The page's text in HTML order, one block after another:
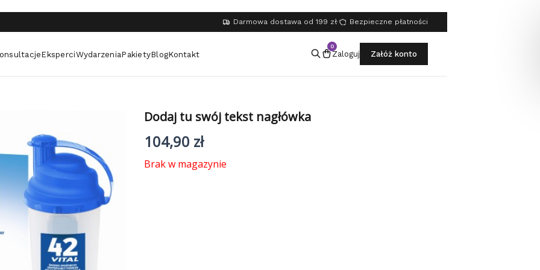
Darmowa dostawa od 199 zł· Bezpieczne płatności
EksperciWydarzeniaPakietyBlogKontakt
0
Zaloguj Załóż konto
Dodaj tu swój tekst nagłówka
104,90 zł
Brak w magazynie